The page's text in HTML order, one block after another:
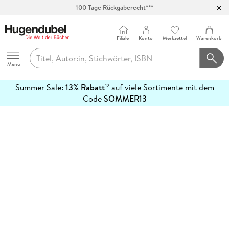
100 Tage Rückgaberecht***
Hugendubel
Menu
Filiale Konto Merkzettel Warenkorb
Summer Sale: 13% Rabatt12auf viele Sortimente mit dem
CodeSOMMER13
erfahren